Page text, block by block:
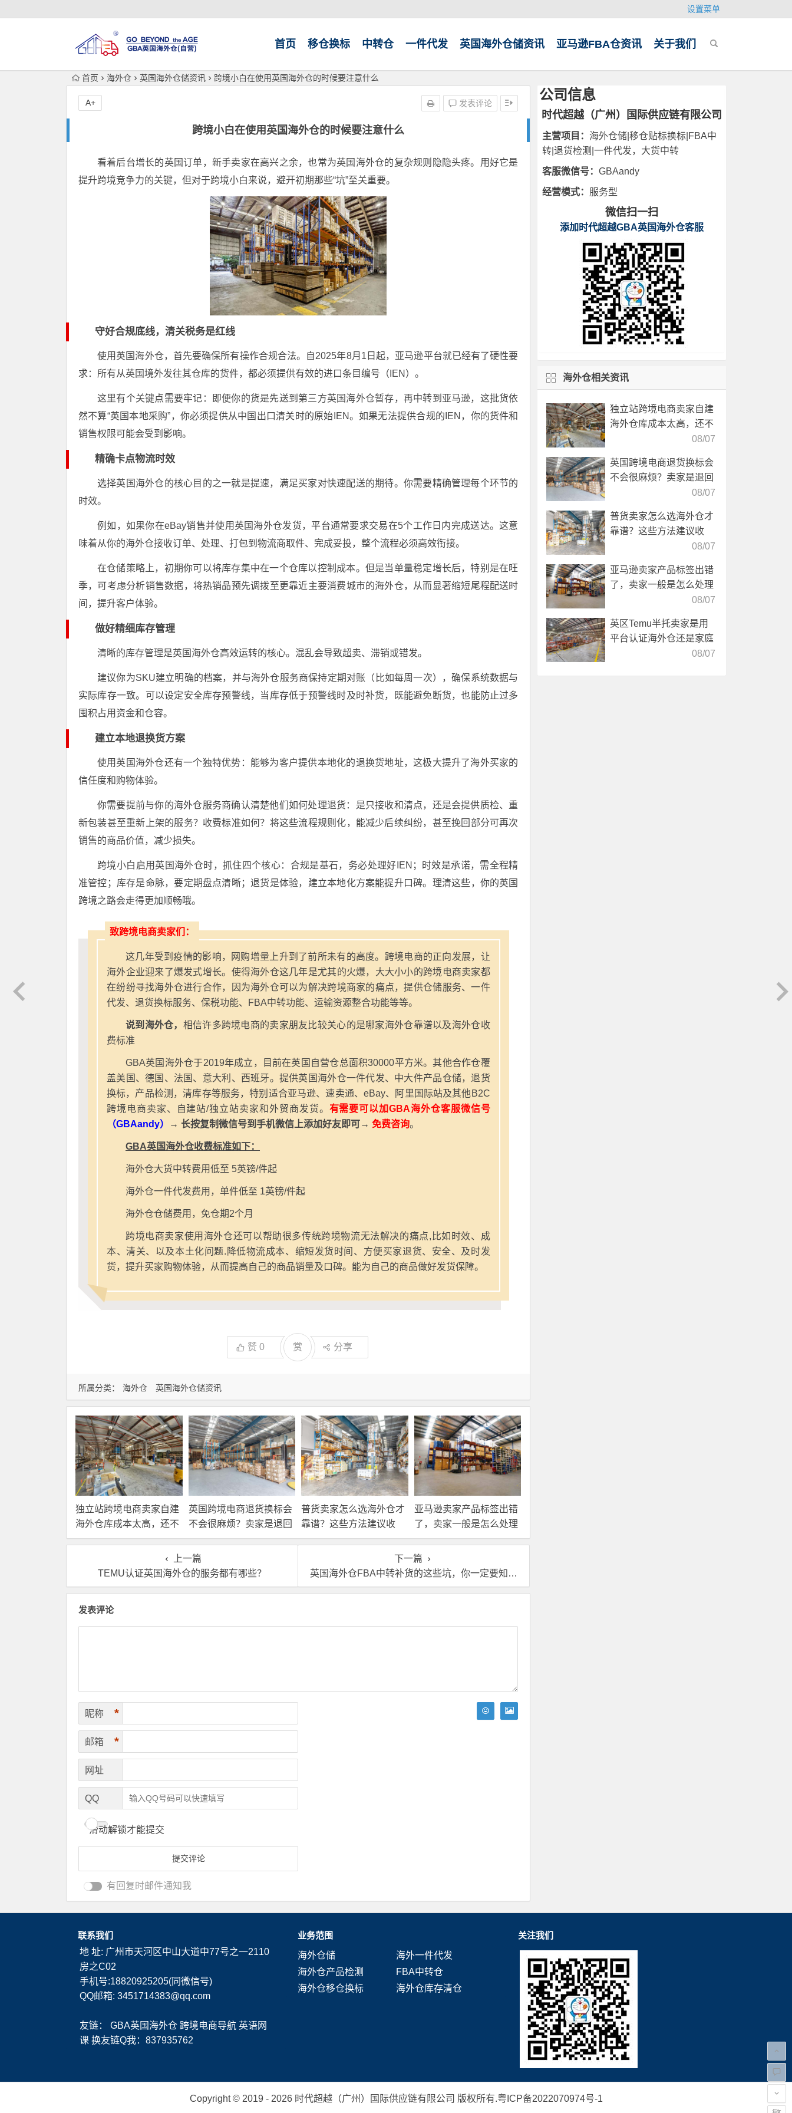
设置菜单
首页 移仓换标 中转仓 一件代发 英国海外仓储资讯 亚马逊FBA仓资讯 关于我们
首页 海外仓 英国海外仓储资讯 跨境小白在使用英国海外仓的时候要注意什么
跨境小白在使用英国海外仓的时候要注意什么
发表评论
A+
所属分类： 海外仓 英国海外仓储资讯
看着后台增长的英国订单，新手卖家在高兴之余，也常为英国海外仓的复杂规则隐隐头疼。用好它是
提升跨境竞争力的关键，但对于跨境小白来说，避开初期那些“坑”至关重要。
守好合规底线，清关税务是红线
使用英国海外仓，首先要确保所有操作合规合法。自2025年8月1日起，亚马逊平台就已经有了硬性要
求：所有从英国境外发往其仓库的货件，都必须提供有效的进口条目编号（IEN）。
这里有个关键点需要牢记：即便你的货是先送到第三方英国海外仓暂存，再中转到亚马逊，这批货依
然不算“英国本地采购”，你必须提供从中国出口清关时的原始IEN。如果无法提供合规的IEN，你的货件和
销售权限可能会受到影响。
精确卡点物流时效
选择英国海外仓的核心目的之一就是提速，满足买家对快速配送的期待。你需要精确管理每个环节的
时效。
例如，如果你在eBay销售并使用英国海外仓发货，平台通常要求交易在5个工作日内完成送达。这意
味着从你的海外仓接收订单、处理、打包到物流商取件、完成妥投，整个流程必须高效衔接。
在仓储策略上，初期你可以将库存集中在一个仓库以控制成本。但是当单量稳定增长后，特别是在旺
季，可考虑分析销售数据，将热销品预先调拨至更靠近主要消费城市的海外仓，从而显著缩短尾程配送时
间，提升客户体验。
做好精细库存管理
清晰的库存管理是英国海外仓高效运转的核心。混乱会导致超卖、滞销或错发。
建议你为SKU建立明确的档案，并与海外仓服务商保持定期对账（比如每周一次），确保系统数据与
实际库存一致。可以设定安全库存预警线，当库存低于预警线时及时补货，既能避免断货，也能防止过多
囤积占用资金和仓容。
建立本地退换货方案
使用英国海外仓还有一个独特优势：能够为客户提供本地化的退换货地址，这极大提升了海外买家的
信任度和购物体验。
你需要提前与你的海外仓服务商确认清楚他们如何处理退货：是只接收和清点，还是会提供质检、重
新包装甚至重新上架的服务？收费标准如何？将这些流程规则化，能减少后续纠纷，甚至挽回部分可再次
销售的商品价值，减少损失。
跨境小白启用英国海外仓时，抓住四个核心：合规是基石，务必处理好IEN；时效是承诺，需全程精
准管控；库存是命脉，要定期盘点清晰；退货是体验，建立本地化方案能提升口碑。理清这些，你的英国
跨境之路会走得更加顺畅哦。
致跨境电商卖家们：
这几年受到疫情的影响，网购增量上升到了前所未有的高度。跨境电商的正向发展，让
海外企业迎来了爆发式增长。使得海外仓这几年是尤其的火爆，大大小小的跨境电商卖家都
在纷纷寻找海外仓进行合作，因为海外仓可以为解决跨境商家的痛点，提供仓储服务、一件
代发、退货换标服务、保税功能、FBA中转功能、运输资源整合功能等等。
说到海外仓， 相信许多跨境电商的卖家朋友比较关心的是哪家海外仓靠谱以及海外仓收
费标准
GBA英国海外仓于2019年成立，目前在英国自营仓总面积30000平方米。其他合作仓覆
盖美国、德国、法国、意大利、西班牙。提供英国海外仓一件代发、中大件产品仓储，退货
换标，产品检测，清库存等服务，特别适合亚马逊、速卖通、eBay、阿里国际站及其他B2C
跨境电商卖家、自建站/独立站卖家和外贸商发货。 有需要可以加GBA海外仓客服微信号
（GBAandy）
→ 长按复制微信号到手机微信上添加好友即可→ 免费咨询。
GBA英国海外仓收费标准如下：
海外仓大货中转费用低至 5英镑/件起
海外仓一件代发费用，单件低至 1英镑/件起
海外仓仓储费用，免仓期2个月
跨境电商卖家使用海外仓还可以帮助很多传统跨境物流无法解决的痛点,比如时效、成
本、清关、以及本土化问题.降低物流成本、缩短发货时间、方便买家退货、安全、及时发
货，提升买家购物体验，从而提高自己的商品销量及口碑。能为自己的商品做好发货保障。
赞 0 赏 分享
独立站跨境电商卖家自建
海外仓库成本太高，还不
如直接找第三方自营海外
英国跨境电商退货换标会
不会很麻烦？卖家是退回
国内还是在海外直接处
理？
普货卖家怎么选海外仓才
靠谱？这些方法建议收
藏！
亚马逊卖家产品标签出错
了，卖家一般是怎么处理
的？
上一篇
TEMU认证英国海外仓的服务都有哪些？
下一篇
英国海外仓FBA中转补货的这些坑，你一定要知道！
发表评论
昵称 *
邮箱 *
网址
QQ
滑动解锁才能提交
有回复时邮件通知我
公司信息
时代超越（广州）国际供应链有限公司
主营项目： 海外仓储|移仓贴标换标|FBA中
转|退货检测|一件代发，大货中转
客服微信号： GBAandy
经营模式： 服务型
微信扫一扫
添加时代超越GBA英国海外仓客服
海外仓相关资讯
独立站跨境电商卖家自建
海外仓库成本太高，还不
如直接找第三方自营海外
08/07
英国跨境电商退货换标会
不会很麻烦？卖家是退回
国内还是在海外直接处08/07
普货卖家怎么选海外仓才
靠谱？这些方法建议收
08/07
亚马逊卖家产品标签出错
了，卖家一般是怎么处理
08/07
英区Temu半托卖家是用
平台认证海外仓还是家庭
08/07
联系我们
地 址: 广州市天河区中山大道中77号之一2110
房之C02
手机号:18820925205(同微信号)
QQ邮箱: 3451714383@qq.com
友链： GBA英国海外仓 跨境电商导航 英语网
课 换友链Q我：837935762
业务范围
海外仓储
海外一件代发
海外仓产品检测
FBA中转仓
海外仓移仓换标
海外仓库存清仓
关注我们
Copyright © 2019 - 2026 时代超越（广州）国际供应链有限公司 版权所有.粤ICP备2022070974号-1